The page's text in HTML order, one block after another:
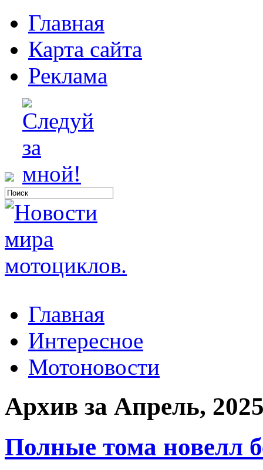
Главная
Карта сайта
Реклама
Главная
Интересное
Мотоновости
Архив за Апрель,
Полные тома новелл